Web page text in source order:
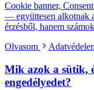
Cookie banner,
— együttesen alkotnak
érzésből, hanem
Olvasom
Mik azok a sütik,
engedélyedet?